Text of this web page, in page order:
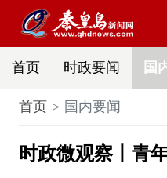
首页 时政要闻 国
首页 国内要闻
时政微观察丨青